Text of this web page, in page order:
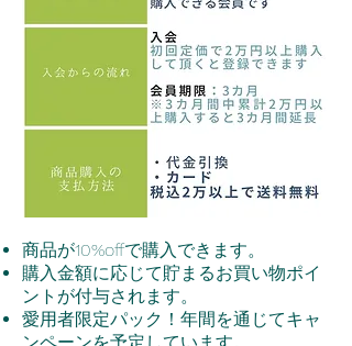
商品が10%offで購入できます。
購入金額に応じて貯まるお買い物ポイ
ントが付与されます。
愛用者限定パック！年間を通じてキャ